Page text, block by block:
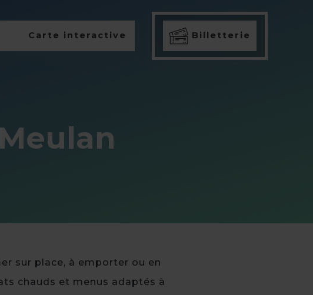
Carte interactive Billetterie
sur place, à emporter ou en
chauds et menus adaptés à